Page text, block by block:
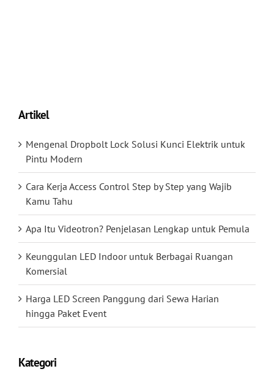
Artikel
Mengenal Dropbolt Lock Solusi Kunci Elektrik untuk
Pintu Modern
Cara Kerja Access Control Step by Step yang Wajib
Kamu Tahu
Apa Itu Videotron? Penjelasan Lengkap untuk Pemula
Keunggulan LED Indoor untuk Berbagai Ruangan
Komersial
Harga LED Screen Panggung dari Sewa Harian
hingga Paket Event
Kategori